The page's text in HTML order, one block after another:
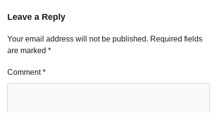
Leave a Reply
Your email address will not be published. Required fields
are marked *
Comment*